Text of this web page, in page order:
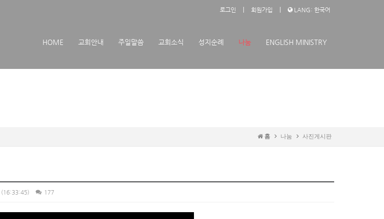
로그인 회원가입 LANG: 한국어
HOME 교회안내 주일말씀 교회소식 성지순례 나눔 ENGLISH MINISTRY
홈 나눔 사진게시판
(16:33:45) 177